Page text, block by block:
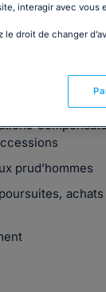
suivi
très variés.
développé
prud’hommes
interagir avec vous
le droit de changer